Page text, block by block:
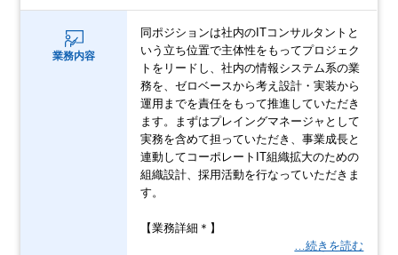
業務内容
同ポジションは社内のITコンサルタントと
いう立ち位置で主体性をもってプロジェク
トをリードし、社内の情報システム系の業
務を、ゼロベースから考え設計・実装から
運用までを責任をもって推進していただき
ます。まずはプレイングマネージャとして
実務を含めて担っていただき、事業成長と
連動してコーポレートIT組織拡大のための
組織設計、採用活動を行なっていただきま
す。
【業務詳細＊】
…続きを読む